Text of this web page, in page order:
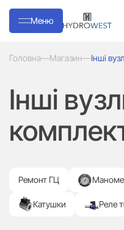
Меню
Головна—Магазин—Інші
Інші
Ремонт ГЦ
Катушки Реле